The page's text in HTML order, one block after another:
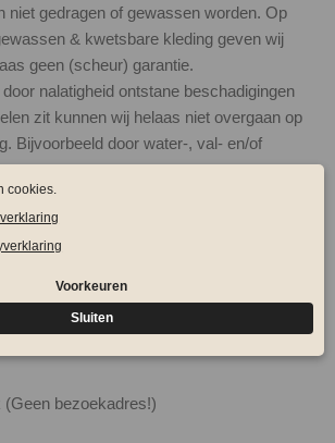
niet gedragen of gewassen worden. Op
& kwetsbare kleding geven wij
geen (scheur) garantie.
nalatigheid ontstane beschadigingen
zit kunnen wij helaas niet overgaan op
Bijvoorbeeld door water-, val- en/of
in goede staat aan ons geretourneerd
alle toegevoegde kaartjes en verpakking
bezoekadres!)